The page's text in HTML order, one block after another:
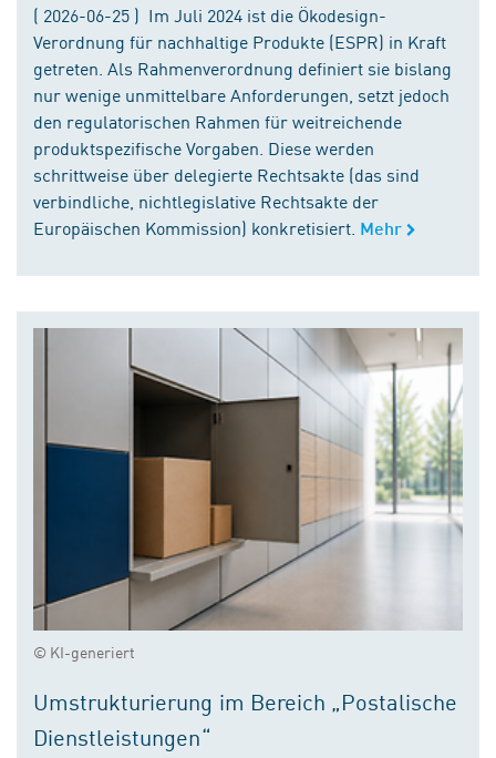
( 2026-06-25 ) Im Juli 2024 ist die Ökodesign-
Verordnung für nachhaltige Produkte (ESPR) in Kraft
getreten. Als Rahmenverordnung definiert sie bislang
nur wenige unmittelbare Anforderungen, setzt jedoch
den regulatorischen Rahmen für weitreichende
produktspezifische Vorgaben. Diese werden
schrittweise über delegierte Rechtsakte (das sind
verbindliche, nichtlegislative Rechtsakte der
Europäischen Kommission) konkretisiert. Mehr
© KI-generiert
Umstrukturierung im Bereich „Postalische
Dienstleistungen“